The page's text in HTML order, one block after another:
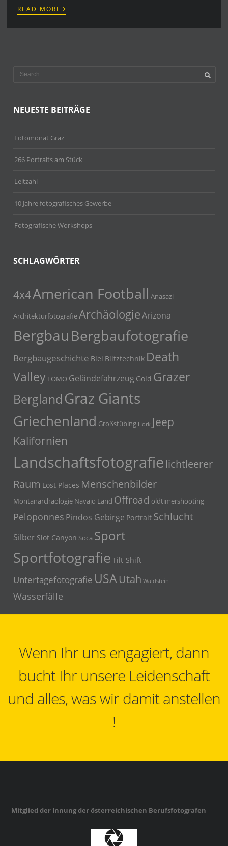
READ MORE ›
NEUESTE BEITRÄGE
Fotomonat Graz
266 Portraits am Stück
Leitzahl
10 Jahre fotografisches Gewerbe
Fotografische Workshops
SCHLAGWÖRTER
4x4American Football Anasazi
ArchitekturfotografieArchäologieArizona
BergbauBergbaufotografie
Bergbaugeschichte Blei Blitztechnik Death
Valley FOMO Geländefahrzeug Gold Grazer
Bergland Graz Giants
Griechenland Großstübing Hork Jeep
Kalifornien
Landschaftsfotografie lichtleerer
Raum Lost Places Menschenbilder
Montanarchäologie Navajo Land Offroad oldtimershooting
Peloponnes Pindos Gebirge Portrait Schlucht
Silber Slot Canyon Soca Sport
Sportfotografie Tilt-Shift
Untertagefotografie USAUtah Waldstein
Wasserfälle
Wenn Ihr uns engagiert, dann
bucht Ihr unsere Leidenschaft
und alles, was wir damit anstellen
!
Mitglied der Innung der österreichischen Berufsfotografen